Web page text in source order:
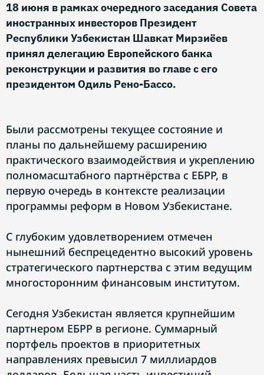
18 июня в рамках очередного заседания Совета
иностранных инвесторов Президент
Республики Узбекистан Шавкат Мирзиёев
принял делегацию Европейского банка
реконструкции и развития во главе с его
президентом Одиль Рено-Бассо.
Были рассмотрены текущее состояние и
планы по дальнейшему расширению
практического взаимодействия и укреплению
полномасштабного партнёрства с ЕБРР, в
первую очередь в контексте реализации
программы реформ в Новом Узбекистане.
С глубоким удовлетворением отмечен
нынешний беспрецедентно высокий уровень
стратегического партнерства с этим ведущим
многосторонним финансовым институтом.
Сегодня Узбекистан является крупнейшим
партнером ЕБРР в регионе. Суммарный
портфель проектов в приоритетных
направлениях превысил 7 миллиардов